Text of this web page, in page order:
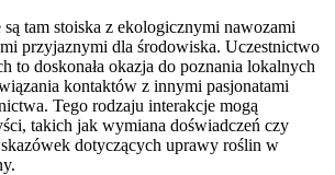
tam stoiska z ekologicznymi nawozami
przyjaznymi dla środowiska. Uczestnictwo
to doskonała okazja do poznania lokalnych
kontaktów z innymi pasjonatami
Tego rodzaju interakcje mogą
takich jak wymiana doświadczeń czy
dotyczących uprawy roślin w